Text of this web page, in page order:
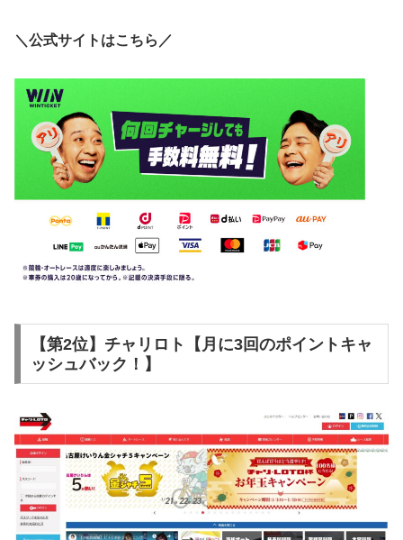
＼公式サイトはこちら／
【第2位】チャリロト【月に3回のポイントキャ
ッシュバック！】